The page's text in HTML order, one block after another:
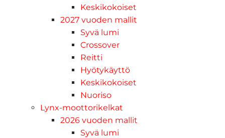
Keskikokoiset
2027 vuoden mallit
Syvä lumi
Crossover
Reitti
Hyötykäyttö
Keskikokoiset
Nuoriso
Lynx-moottorikelkat
2026 vuoden mallit
Syvä lumi